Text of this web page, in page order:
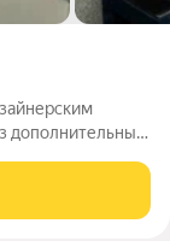
доме.